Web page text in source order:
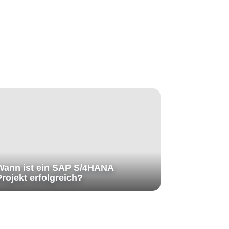
ist ein SAP S/4HANA
erfolgreich?